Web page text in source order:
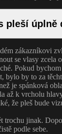
pleší úplně
zákazníkovi
se vlasy zcela
Pokud
bylo by to za
je spánková
až k vrcholu
že pleš bude
trochu jinak.
podle sebe.